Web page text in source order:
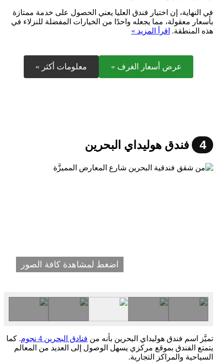
في النهاية، إن اختيار فندق العليا يعني الحصول على خدمة ممتازة
بأسعار معقولة، مما يجعله واحدًا من الخيارات المفضلة للنزلاء في
هذه المنطقة. اقرأ المزيد »
عرض أسعار الغرف » معلومات أكثر »
4 فندق هوليداي البحرين
اضغط لمشاهدة كافة الصور
تميَّز اسم فندق هوليداي البحرين بأنه من فنادق البحرين 4 نجوم
. كما
يتمتع الفندق بموقع مركزي يسهل الوصول إلى العديد من المعالم
السياحية والمراكز التجارية.